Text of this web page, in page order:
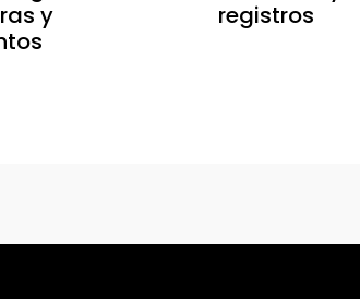
y
registros